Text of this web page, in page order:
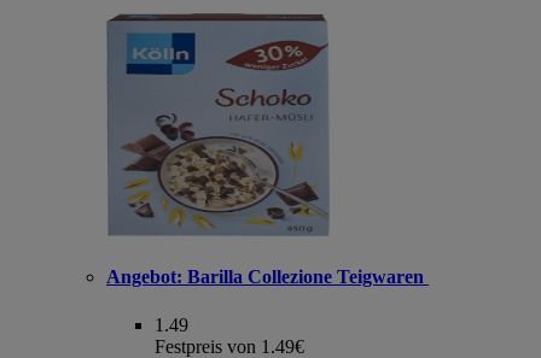
Angebot: Barilla Collezione Teigwaren
1.49
Festpreis von 1.49€